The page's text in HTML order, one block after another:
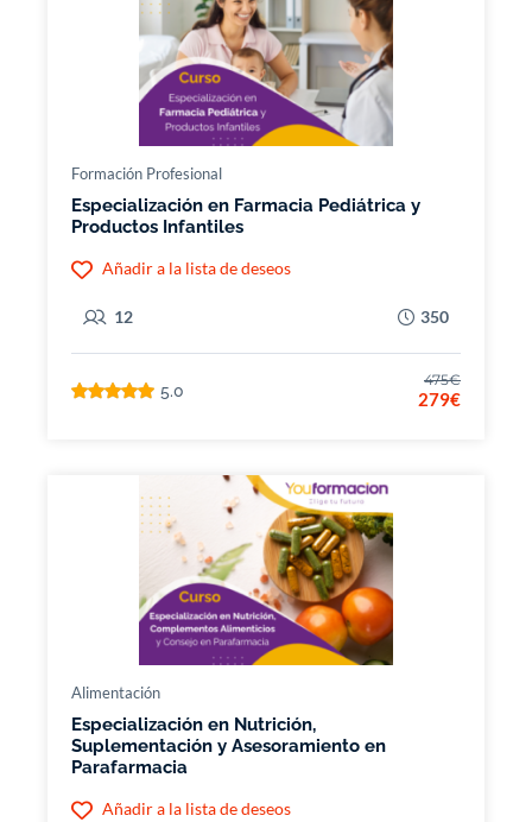
Formación Profesional
Especialización en Farmacia Pediátrica y
Productos Infantiles
Añadir a la lista de deseos
12 350
5.0
475€
279€
Alimentación
Especialización en Nutrición,
Suplementación y Asesoramiento en
Parafarmacia
Añadir a la lista de deseos